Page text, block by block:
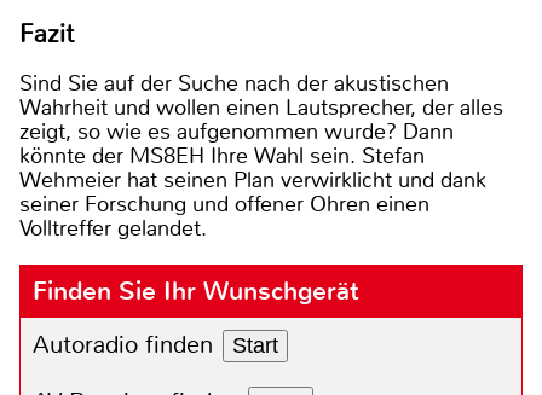
Fazit
Sind Sie auf der Suche nach der akustischen
Wahrheit und wollen einen Lautsprecher, der alles
zeigt, so wie es aufgenommen wurde? Dann
könnte der MS8EH Ihre Wahl sein. Stefan
Wehmeier hat seinen Plan verwirklicht und dank
seiner Forschung und offener Ohren einen
Volltreffer gelandet.
Finden Sie Ihr Wunschgerät
Autoradio finden Start